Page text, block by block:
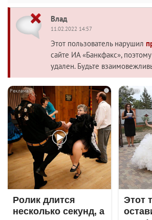
Влад
11.02.2022 14:57
Этот пользователь нарушил
сайте ИА «Банкфакс»,
удален. Будьте
i
Ролик длится
несколько секунд, а
Этот